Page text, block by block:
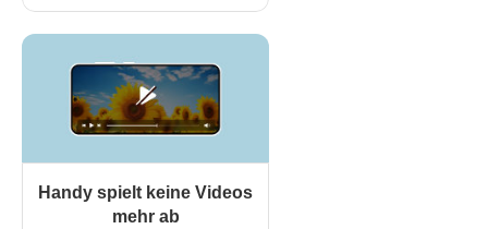
Handy spielt keine Videos
mehr ab